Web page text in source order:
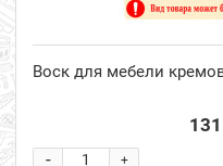
Воск для мебели
+
-